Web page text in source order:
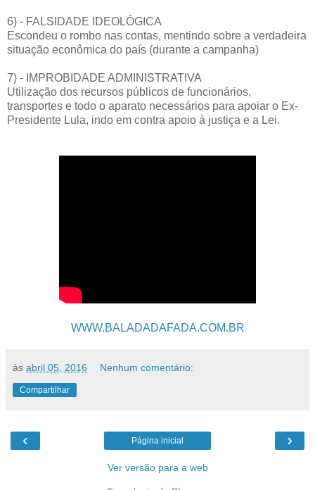
6) - FALSIDADE IDEOLÓGICA
Escondeu o rombo nas contas, mentindo sobre a verdadeira
situação econômica do país (durante a campanha)
7) - IMPROBIDADE ADMINISTRATIVA
Utilização dos recursos públicos de funcionários,
transportes e todo o aparato necessários para apoiar o Ex-
Presidente Lula, indo em contra apoio à justiça e a Lei.
WWW.BALADADAFADA.COM.BR
às abril 05, 2016 Nenhum comentário:
Compartilhar
‹ ›
Página inicial
Ver versão para a web